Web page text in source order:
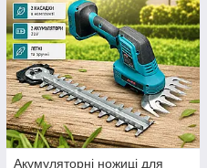
Акумуляторні ножиці для